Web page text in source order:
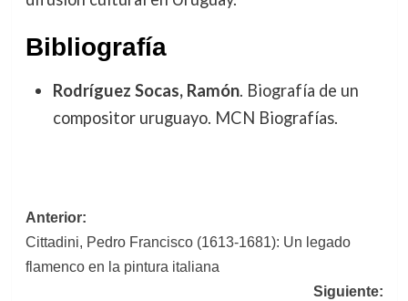
Bibliografía
Rodríguez Socas, Ramón. Biografía de un
compositor uruguayo. MCN Biografías.
Navegación
de
entradas
Anterior:
Cittadini, Pedro Francisco (1613-1681): Un legado
flamenco en la pintura italiana
Siguiente: